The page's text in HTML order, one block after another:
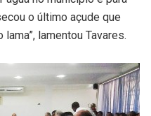
o último açude que
lamentou Tavares.